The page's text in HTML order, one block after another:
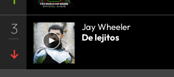
3
Jay Wheeler
De lejitos